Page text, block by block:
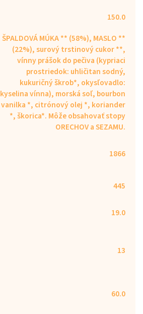
150.0
ŠPALDOVÁ MÚKA ** (58%), MASLO **
(22%), surový trstinový cukor **,
vínny prášok do pečiva (kypriaci
prostriedok: uhličitan sodný,
kukuričný škrob*, okysľovadlo:
kyselina vínna), morská soľ, bourbon
vanilka *, citrónový olej *, koriander
*, škorica*. Môže obsahovať stopy
ORECHOV a SEZAMU.
1866
445
19.0
13
60.0